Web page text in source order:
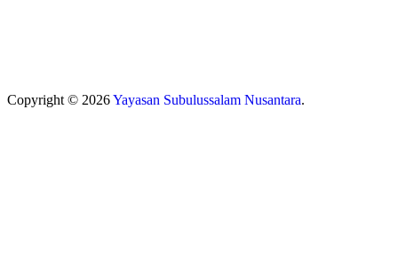
Copyright © 2026Yayasan Subulussalam Nusantara.